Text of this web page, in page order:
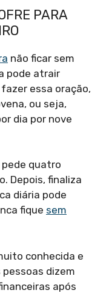
PARA
não ficar sem
pode atrair
essa oração,
ou seja,
dia por nove
pede quatro
Depois, finaliza
diária pode
fique sem
conhecida e
dizem
após